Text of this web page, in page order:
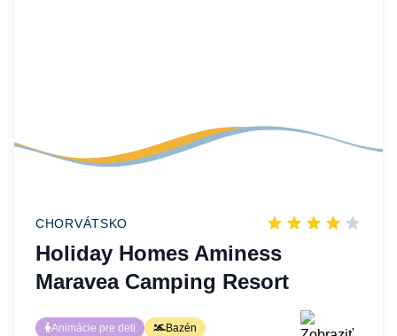
CHORVÁTSKO
Holiday Homes Aminess
Maravea Camping Resort
Animácie pre deti
Bazén